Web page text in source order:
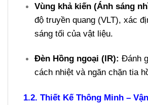
Vùng khả kiến (Ánh sáng
độ truyền quang (VLT), xác
sáng tối của vật liệu.
Đèn Hồng ngoại (IR): Đánh
cách nhiệt và ngăn chặn tia
1.2. Thiết Kế Thông Minh –